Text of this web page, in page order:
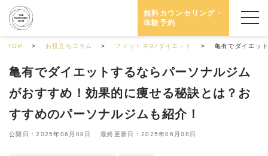
無料カウンセリング・
体験予約
TOP お役立ちコラム フィットネス/ダイエット 亀有でダイエッ
亀有でダイエットするならパーソナルジム
がおすすめ！効果的に痩せる秘訣とは？お
すすめのパーソナルジムも紹介！
公開日：2025年06月08日 最終更新日：2025年06月08日